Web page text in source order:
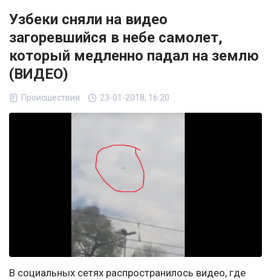
Узбеки сняли на видео
загоревшийся в небе самолет,
который медленно падал на землю
(ВИДЕО)
Происшествия 23-01-2018, 16:20
В социальных сетях распространилось видео, где